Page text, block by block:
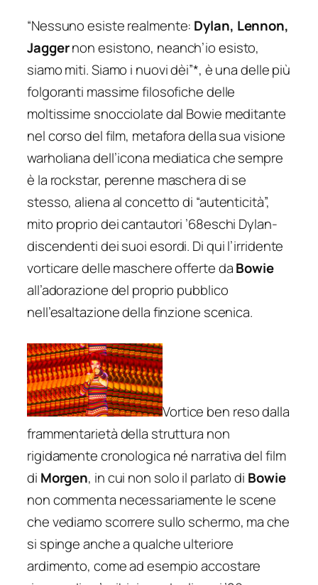
“Nessuno esiste realmente: Dylan, Lennon,
Jaggernon esistono, neanch’io esisto,
siamo miti. Siamo i nuovi dèi”*, è una delle più
folgoranti massime filosofiche delle
moltissime snocciolate dal Bowie meditante
nel corso del film, metafora della sua visione
warholiana dell’icona mediatica che sempre
è la rockstar, perenne maschera di se
stesso, aliena al concetto di “autenticità”,
mito proprio dei cantautori ’68eschi Dylan-
discendentidei suoi esordi. Di qui l’irridente
vorticare delle maschere offerte daBowie
all’adorazione del proprio pubblico
nell’esaltazione della finzione scenica.
Vortice ben reso dalla
frammentarietà della struttura non
rigidamente cronologica né narrativa del film
di Morgen, in cui non solo il parlato di Bowie
non commenta necessariamente le scene
che vediamo scorrere sullo schermo, ma che
si spinge anche a qualche ulteriore
ardimento, come ad esempio accostare